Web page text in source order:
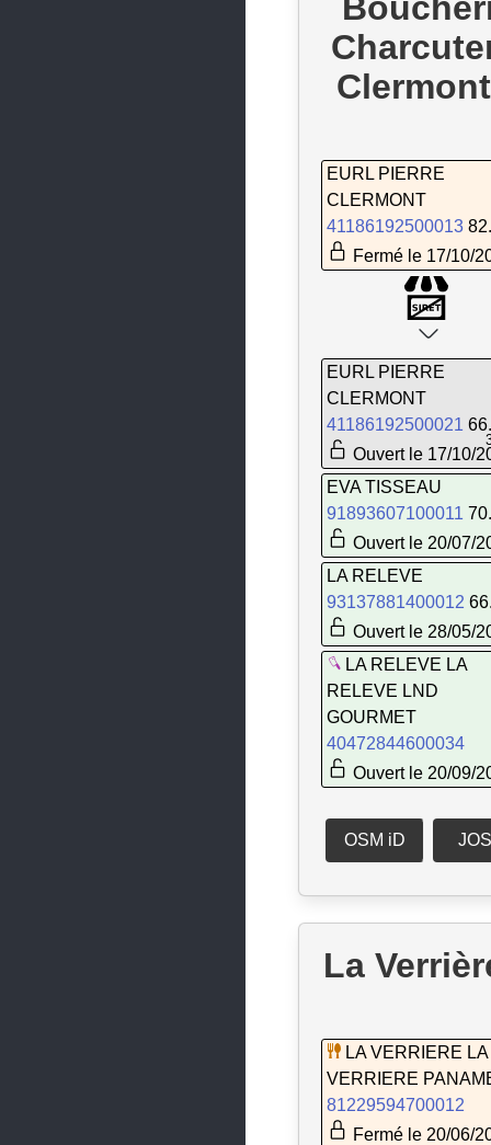
Clermont
EURL PIERRE
CLERMONT
41186192500013
Fermé le 17/10/
EURL PIERRE
CLERMONT
41186192500021
Ouvert le 17/10/
EVA TISSEAU
91893607100011
Ouvert le 20/07/
LA RELEVE
93137881400012
Ouvert le 28/05/
LA RELEVE LA
RELEVE LND
GOURMET
40472844600034
Ouvert le 20/09/
OSM iD
La
LA VERRIERE LA
VERRIERE
81229594700012
Fermé le 20/06/